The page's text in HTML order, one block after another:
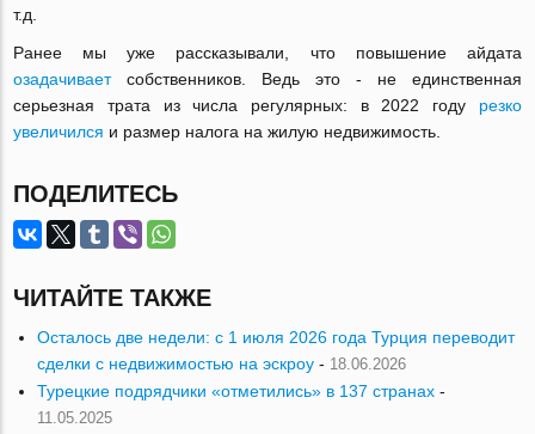
т.д.
Ранее мы уже рассказывали, что повышение айдата
озадачиваетсобственников. Ведь это - не единственная
серьезная трата из числа регулярных: в 2022 году резко
увеличился и размер налога на жилую недвижимость.
ПОДЕЛИТЕСЬ
ЧИТАЙТЕ ТАКЖЕ
Осталось две недели: с 1 июля 2026 года Турция переводит
сделки с недвижимостью на эскроу - 18.06.2026
Турецкие подрядчики «отметились» в 137 странах -
11.05.2025